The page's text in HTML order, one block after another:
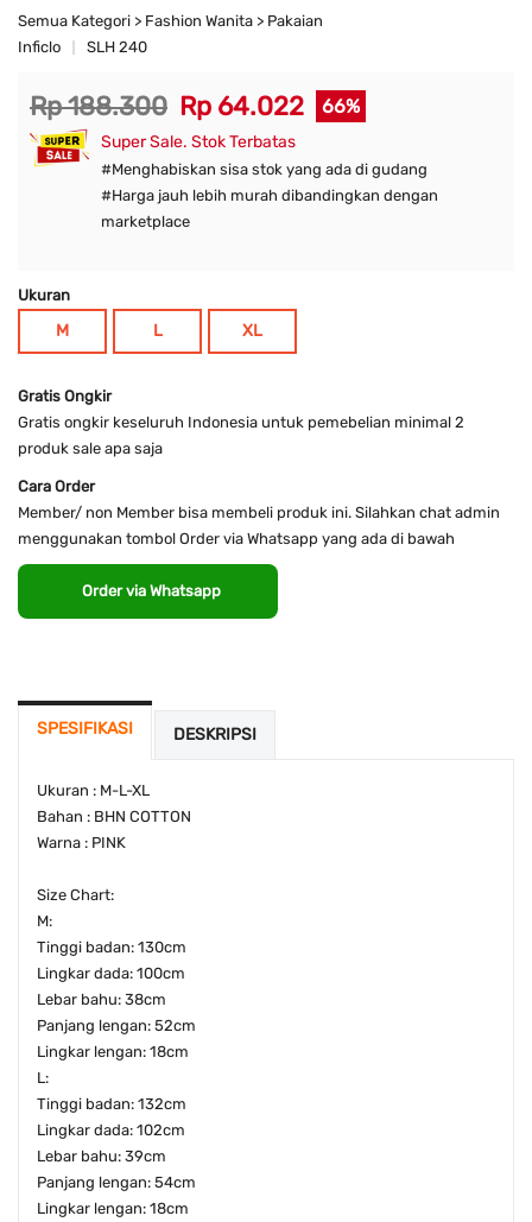
Semua Kategori > Fashion Wanita > Pakaian
Inficlo
SLH 240
Rp 188.300 Rp 64.022 66%
Super Sale. Stok Terbatas
#Menghabiskan sisa stok yang ada di gudang
#Harga jauh lebih murah dibandingkan dengan
marketplace
Ukuran
M L XL
Gratis Ongkir
Gratis ongkir keseluruh Indonesia untuk pemebelian minimal 2
produk sale apa saja
Cara Order
Member/ non Member bisa membeli produk ini. Silahkan chat admin
menggunakan tombol Order via Whatsapp yang ada di bawah
Order via Whatsapp
SPESIFIKASI DESKRIPSI
Ukuran : M-L-XL
Bahan : BHN COTTON
Warna : PINK
Size Chart:
M:
Tinggi badan: 130cm
Lingkar dada: 100cm
Lebar bahu: 38cm
Panjang lengan: 52cm
Lingkar lengan: 18cm
L:
Tinggi badan: 132cm
Lingkar dada: 102cm
Lebar bahu: 39cm
Panjang lengan: 54cm
Lingkar lengan: 18cm